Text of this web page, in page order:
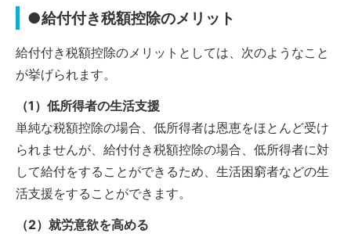
●給付付き税額控除のメリット
給付付き税額控除のメリットとしては、次のようなこと
が挙げられます。
（1）低所得者の生活支援
単純な税額控除の場合、低所得者は恩恵をほとんど受け
られませんが、給付付き税額控除の場合、低所得者に対
して給付をすることができるため、生活困窮者などの生
活支援をすることができます。
（2）就労意欲を高める